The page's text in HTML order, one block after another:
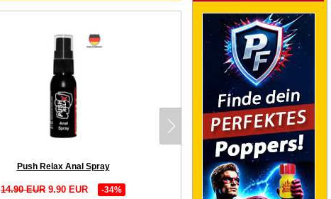
Push Relax Anal Spray
14.90 EUR 9.90 EUR -34%